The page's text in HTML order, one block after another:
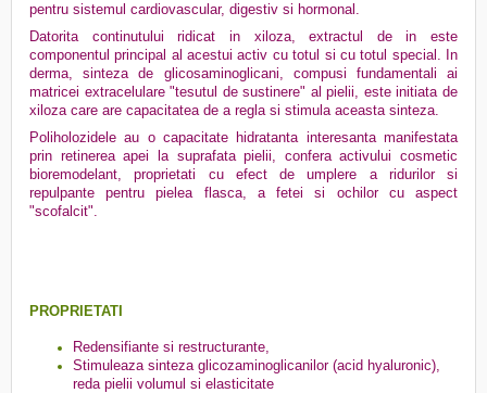
pentru sistemul cardiovascular, digestiv si hormonal.
Datorita continutului ridicat in xiloza, extractul de in este
componentul principal al acestui activ cu totul si cu totul special. In
derma, sinteza de glicosaminoglicani, compusi fundamentali ai
matricei extracelulare "tesutul de sustinere" al pielii, este initiata de
xiloza care are capacitatea de a regla si stimula aceasta sinteza.
Poliholozidele au o capacitate hidratanta interesanta manifestata
prin retinerea apei la suprafata pielii, confera activului cosmetic
bioremodelant, proprietati cu efect de umplere a ridurilor si
repulpante pentru pielea flasca, a fetei si ochilor cu aspect
"scofalcit".
PROPRIETATI
Redensifiante si restructurante,
Stimuleaza sinteza glicozaminoglicanilor (acid hyaluronic),
reda pielii volumul si elasticitate